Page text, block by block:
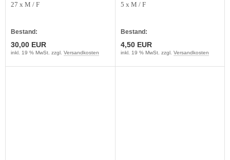
27 x M / F
Bestand:
30,00 EUR
inkl. 19 % MwSt. zzgl. Versandkosten
5 x M / F
Bestand:
4,50 EUR
inkl. 19 % MwSt. zzgl. Versandkosten